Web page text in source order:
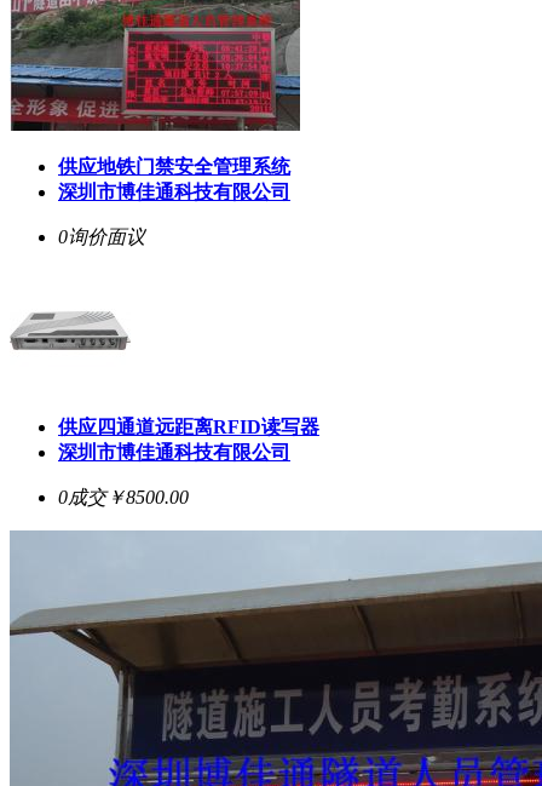
供应地铁门禁安全管理系统
深圳市博佳通科技有限公司
0询价面议
供应四通道远距离RFID读写器
深圳市博佳通科技有限公司
0成交￥8500.00